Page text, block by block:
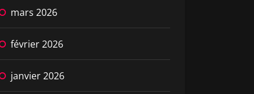
mars 2026
février 2026
janvier 2026